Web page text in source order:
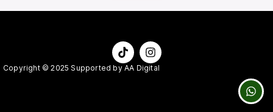
Copyright © 2025 Supported by AA Digital